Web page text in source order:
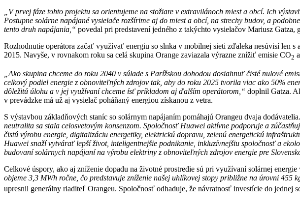
„V prvej fáze tohto projektu sa orientujeme na stožiare v extravilánoch miest a obcí. Ich
Postupne solárne napájané vysielače rozšírime aj do miest a obcí, na strechy budov, a
tento druh napájania,“ povedal pri predstavení jedného z takýchto vysielačov Mariusz
Rozhodnutie operátora začať využívať energiu so slnka v mobilnej sieti zďaleka nesúvisí len
2015. Navyše, v rovnakom roku sa celá skupina Orange zaviazala výrazne znížiť emisie CO2
„Ako skupina chceme do roku 2040 v súlade s Parížskou dohodou dosiahnuť čisté nulové
celkový podiel energie z obnoviteľných zdrojov tak, aby do roku 2025 tvorila viac ako 50%
dôležitú úlohu a v jej využívaní chceme ísť príkladom aj ďalším operátorom,“ doplnil Gatza.
v prevádzke má už aj vysielač poháňaný energiou získanou z vetra.
S výstavbou základňových staníc so solárnym napájaním pomáhajú Orangeu dvaja
neutralita sa stala celosvetovým konsenzom. Spoločnosť Huawei aktívne podporuje a
čistú výrobu energie, digitalizáciu energetiky, elektrickú dopravu, zelenú energetickú
Huawei snaží vytvárať lepší život, inteligentnejšie podnikanie, inkluzívnejšiu spoločnosť a
budovaní solárnych napájaní na výrobu elektriny z obnoviteľných zdrojov energie pre
Celkové úspory, ako aj zníženie dopadu na životné prostredie sú pri využívaní solárnej
objeme 3,3 MWh ročne, čo predstavuje zníženie našej uhlíkovej stopy približne na úrovni 455
upresnil generálny riaditeľ Orangeu. Spoločnosť odhaduje, že návratnosť investície do jednej